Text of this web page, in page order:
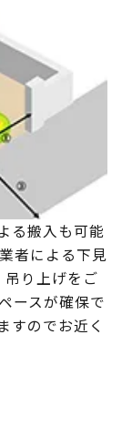
る搬入も可能
者による下見
吊り上げをご
ースが確保で
すのでお近く